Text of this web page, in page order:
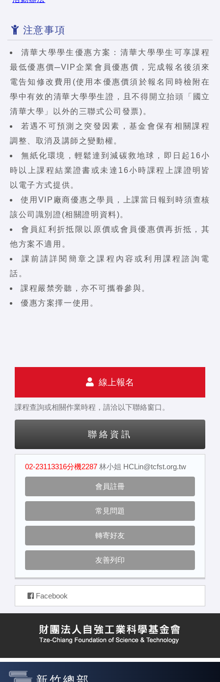
注意事項
清華大學學生優惠方案：清華大學學生可享課程
最低優惠價─VIP企業會員優惠價，完成報名後須來
電告知修改費用(使用本優惠價須於報名同時檢附在
學中有效的清華大學學生證，且不得開立抬頭「國立
清華大學」以外的三聯式公司發票)。
若遇不可預測之突發因素，基金會保有相關課程
調整、取消及講師之變動權。
無紙化環境，輕鬆達到減碳救地球，即日起16小
時以上課程結業證書或未達16小時課程上課證明皆
以電子方式提供。
使用VIP廠商優惠之學員，上課當日報到時須查核
該公司識別證(相關證明資料)。
會員紅利折抵限以原價或會員優惠價再折抵，其
他方案不適用。
課前請詳閱簡章之課程內容或利用課程諮詢電
話。
課程嚴禁旁聽，亦不可攜眷參與。
優惠方案擇一使用。
線上報名
課程查詢或相關作業時程，請洽以下聯絡窗口。
聯絡資訊
02-23113316分機2287 林小姐 HCLin@tcfst.org.tw
會員註冊
常見問題
轉寄好友
友善列印
Facebook